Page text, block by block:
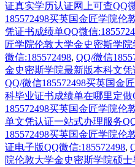
证真实学历认证网上可查QQ
185572498买英国金匠学院伦
凭证书成绩单QQ微信
匠学院伦敦大学金史密斯学
微信:185572498, QQ/微信
金史密斯学院最新版本科文凭
QQ/微信185572498买英国金
科毕业证书成绩单在哪里定做
185572498买英国金匠学院
单文凭认证一站式办理服务
185572498买英国金匠学院伦
证电子版QQ微信:185572498,
院伦敦大学金史密斯学院硕